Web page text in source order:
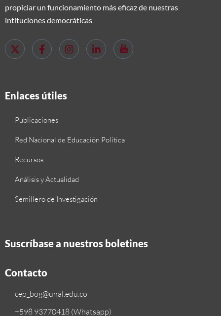
propiciar un funcionamiento más eficaz de nuestras
intituciones democráticas
Enlaces útiles
Publicaciones
Red Nacional de Educación Política
Recursos
Análisis y Actualidad
Semillero de Investigación
Suscríbase a nuestros boletines
Contacto
cep_bog@unal.edu.co
+598 93770418 (Whatsapp)